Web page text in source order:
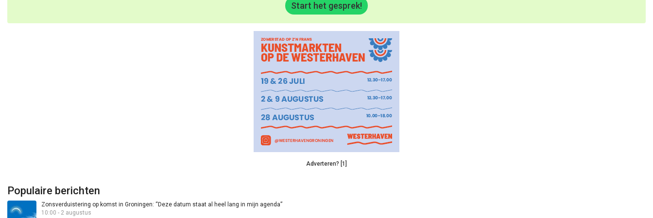
Start het gesprek!
Adverteren? [1]
Populaire berichten
Zonsverduistering op komst in Groningen: “Deze datum staat al heel lang in mijn agenda”
10:00 - 2 augustus